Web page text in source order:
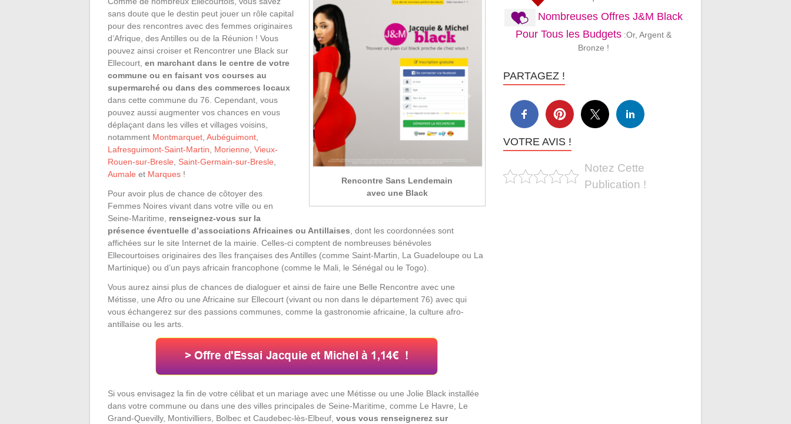
Rencontre Sans Lendemain
avec une Black
sans doute que le destin peut jouer un rôle capital
pour des rencontres avec des femmes originaires
d’Afrique, des Antilles ou de la Réunion ! Vous
pouvez ainsi croiser et Rencontrer une Black sur
Ellecourt, en marchant dans le centre de votre
commune ou en faisant vos courses au
supermarché ou dans des commerces locaux
dans cette commune du 76. Cependant, vous
pouvez aussi augmenter vos chances en vous
déplaçant dans les villes et villages voisins,
notamment Montmarquet Aubéguimont
Lafresguimont-Saint-Martin
Morienne Vieux-
Rouen-sur-Bresle
Saint-Germain-sur-Bresle
Aumale et Marques !
Pour avoir plus de chance de côtoyer des
Femmes Noires vivant dans votre ville ou en
Seine-Maritime, renseignez-vous sur la
présence éventuelle d’associations Africaines ou Antillaises , dont les coordonnées sont
affichées sur le site Internet de la mairie. Celles-ci comptent de nombreuses bénévoles
Ellecourtoises originaires des îles françaises des Antilles (comme Saint-Martin, La Guadeloupe ou La
Martinique) ou d’un pays africain francophone (comme le Mali, le Sénégal ou le Togo).
Vous aurez ainsi plus de chances de dialoguer et ainsi de faire une Belle Rencontre avec une
Métisse, une Afro ou une Africaine sur Ellecourt (vivant ou non dans le département 76) avec qui
vous échangerez sur des passions communes, comme la gastronomie africaine, la culture afro-
antillaise ou les arts.
Si vous envisagez la fin de votre célibat et un mariage avec une Métisse ou une Jolie Black installée
dans votre commune ou dans une des villes principales de Seine-Maritime, comme Le Havre, Le
Grand-Quevilly, Montivilliers, Bolbec et Caudebec-lès-Elbeuf, vous vous renseignerez sur
Nombreuses Offres J&M Black
Pour Tous les Budgets:Or, Argent &
Bronze !
PARTAGEZ !
VOTRE AVIS !
Notez Cette
Publication !